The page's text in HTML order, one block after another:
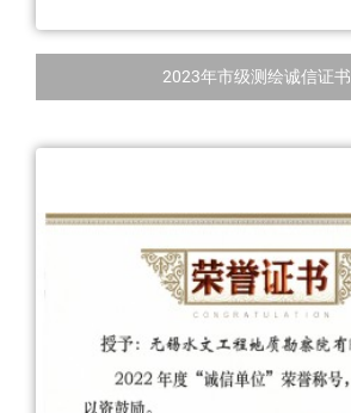
2023年市级测绘诚信证书